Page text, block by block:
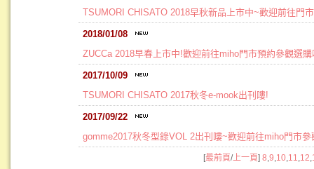
TSUMORI CHISATO 2018早秋新品上市中~歡迎前往門
2018/01/08
ZUCCa 2018早春上市中!歡迎前往miho門市預約參觀選購
2017/10/09
TSUMORI CHISATO 2017秋冬e-mook出刊嘍!
2017/09/22
gomme2017秋冬型錄VOL 2出刊嘍~歡迎前往miho門市參
[最前頁/上一頁] 8 9 10, 11 12